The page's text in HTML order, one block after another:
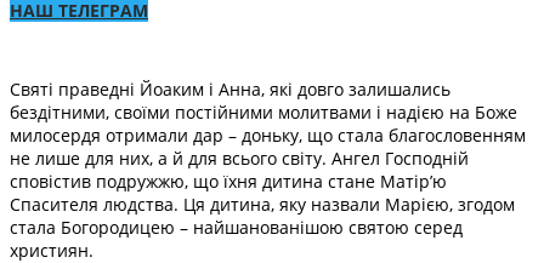
НАШ ТЕЛЕГРАМ
Святі праведні Йоаким і Анна, які довго залишались
бездітними, своїми постійними молитвами і надією на Боже
милосердя отримали дар – доньку, що стала благословенням
не лише для них, а й для всього світу. Ангел Господній
сповістив подружжю, що їхня дитина стане Матір’ю
Спасителя людства. Ця дитина, яку назвали Марією, згодом
стала Богородицею – найшанованішою святою серед
християн.